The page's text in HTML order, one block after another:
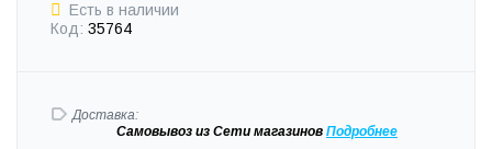
Есть в наличии
Код: 35764
Доставка:
Самовывоз из Сети магазинов Подробнее